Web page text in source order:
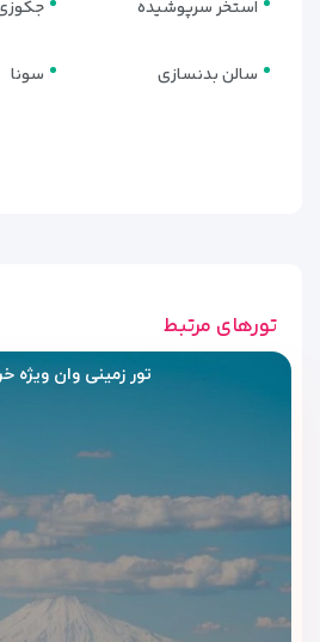
پرسرعت و پایدار در دسترس است.
رستوران و
وان | طعمی متفاوت
هتل الیت ورد وان وانبا در
رستوران‌های هتلی در وان ترکیه،
کیفیت و سرویس را برای مهمانان خود
بهره‌گیری از سرآشپزان حرفه‌ای و
مرغوب، خدمات غذایی سطح بالا
استخر سرپوشیده
سالن بدنسازی سونا
تورهای مرتبط
تور زمینی وان ویژه